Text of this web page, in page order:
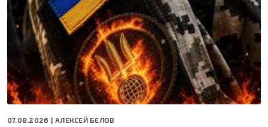
07.08.2026 | АЛЕКСЕЙ БЕЛОВ